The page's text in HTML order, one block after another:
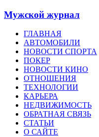
Мужской журнал
ГЛАВНАЯ
АВТОМОБИЛИ
НОВОСТИ СПОРТА
ПОКЕР
НОВОСТИ КИНО
ОТНОШЕНИЯ
ТЕХНОЛОГИИ
КАРЬЕРА
НЕДВИЖИМОСТЬ
ОБРАТНАЯ СВЯЗЬ
СТАТЬИ
О САЙТЕ